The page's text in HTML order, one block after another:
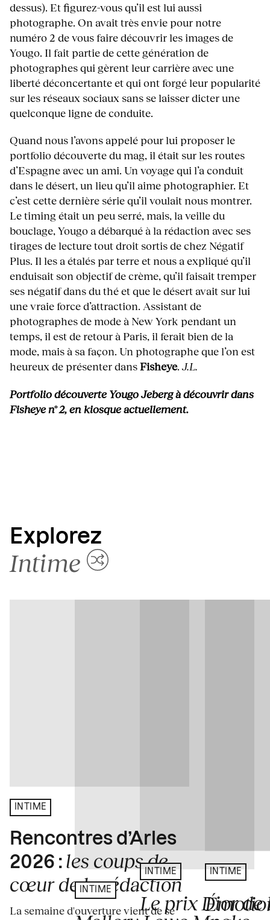
dessus). Et figurez-vous qu’il est lui aussi
photographe. On avait très envie pour notre
numéro 2 de vous faire découvrir les images de
Yougo. Il fait partie de cette génération de
photographes qui gèrent leur carrière avec une
liberté déconcertante et qui ont forgé leur popularité
sur les réseaux sociaux sans se laisser dicter une
quelconque ligne de conduite.
Quand nous l’avons appelé pour lui proposer le
portfolio découverte du mag, il était sur les routes
d’Espagne avec un ami. Un voyage qui l’a conduit
dans le désert, un lieu qu’il aime photographier. Et
c’est cette dernière série qu’il voulait nous montrer.
Le timing était un peu serré, mais, la veille du
bouclage, Yougo a débarqué à la rédaction avec ses
tirages de lecture tout droit sortis de chez Négatif
Plus. Il les a étalés par terre et nous a expliqué qu’il
enduisait son objectif de crème, qu’il faisait tremper
ses négatif dans du thé et que le désert avait sur lui
une vraie force d’attraction. Assistant de
photographes de mode à New York pendant un
temps, il est de retour à Paris, il ferait bien de la
mode, mais à sa façon. Un photographe que l’on est
heureux de présenter dansFisheye.J.L.
Portfolio découverte Yougo Jeberg à découvrir dans
Fisheye n° 2, en kiosque actuellement.
Explorez
Intime
INTIME
Rencontres d’Arles
2026 : les coups de
cœur de la rédaction
La semaine d'ouverture vient de se
INTIME
INTIME
Le prix Dior de
INTIME